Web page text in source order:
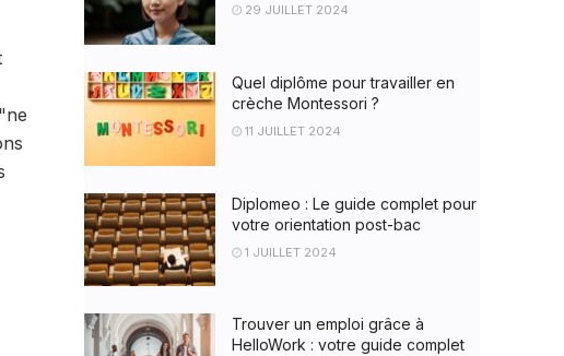
29 JUILLET 2024
Quel diplôme pour travailler en
crèche Montessori ?
11 JUILLET 2024
Diplomeo : Le guide complet pour
votre orientation post-bac
1 JUILLET 2024
Trouver un emploi grâce à
HelloWork : votre guide complet